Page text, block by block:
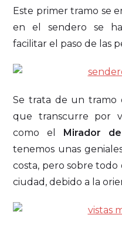
Este primer tramo se
en el sendero se
facilitar el paso de las
Se trata de un tramo
que transcurre por
como el
Mirador
tenemos unas
costa, pero sobre
ciudad, debido a la